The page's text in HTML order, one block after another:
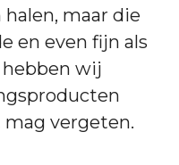
maar die
en even fijn als
wij
vergeten.